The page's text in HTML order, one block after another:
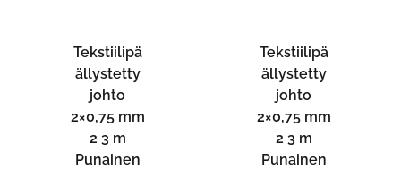
Tekstiilipä
ällystetty
johto
2×0,75 mm
2 3 m
Punainen
Tekstiilipä
ällystetty
johto
2×0,75 mm
2 3 m
Punainen